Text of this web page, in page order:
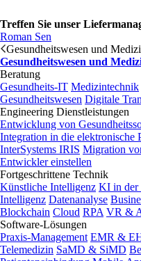
Treffen Sie unser
Roman Sen
Gesundheitswesen und
Gesundheitswesen und
Beratung
Gesundheits-IT Medizintechnik
Gesundheitswesen Digitale
Engineering Dienstleistungen
Entwicklung von
Integration in die elektronische
InterSystems IRIS Migration
Entwickler einstellen
Fortgeschrittene Technik
Künstliche Intelligenz KI in der
Intelligenz Datenanalyse
Blockchain Cloud RPA VR &
Software-Lösungen
Praxis-Management EMR &
Telemedizin SaMD & SiMD